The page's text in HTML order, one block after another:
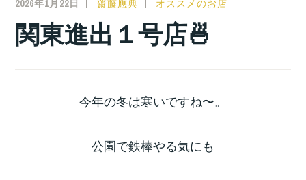
2026年1月22日 齋藤應典 オススメのお店
関東進出１号店🍜
今年の冬は寒いですね〜。
公園で鉄棒やる気にも